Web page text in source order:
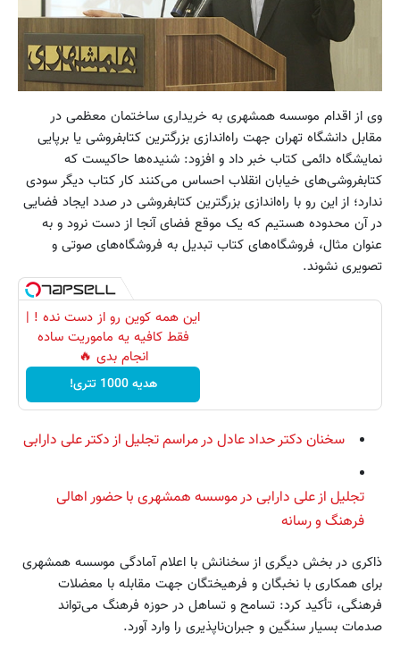
وی از اقدام موسسه همشهری به خریداری ساختمان معظمی در
مقابل دانشگاه تهران جهت راه‌اندازی بزرگترین کتابفروشی یا برپایی
نمایشگاه دائمی کتاب خبر داد و افزود: شنیده‌ها حاکیست که
کتابفروشی‌های خیابان انقلاب احساس می‌کنند کار کتاب دیگر سودی
ندارد؛ از این رو با راه‌اندازی بزرگترین کتابفروشی در صدد ایجاد فضایی
در آن محدوده هستیم که یک موقع فضای آنجا از دست نرود و به
عنوان مثال، فروشگاه‌های کتاب تبدیل به فروشگاه‌های صوتی و
تصویری نشوند.
این همه کوین رو از دست نده ! |
فقط کافیه یه ماموریت ساده
انجام بدی 🔥
هدیه 1000 تتری!
سخنان دکتر حداد عادل در مراسم تجلیل از دکتر علی دارابی
تجلیل از علی دارابی در موسسه همشهری با حضور اهالی
فرهنگ و رسانه
ذاکری در بخش دیگری از سخنانش با اعلام آمادگی موسسه همشهری
برای همکاری با نخبگان و فرهیختگان جهت مقابله با معضلات
فرهنگی، تأکید کرد: تسامح و تساهل در حوزه فرهنگ می‌تواند
صدمات بسیار سنگین و جبران‌ناپذیری را وارد آورد.